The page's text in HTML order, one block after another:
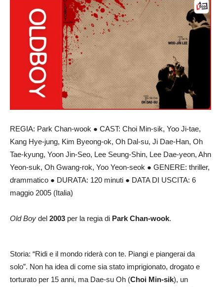
REGIA: Park Chan-wook ● CAST: Choi Min-sik, Yoo Ji-tae,
Kang Hye-jung, Kim Byeong-ok, Oh Dal-su, Ji Dae-Han, Oh
Tae-kyung, Yoon Jin-Seo, Lee Seung-Shin, Lee Dae-yeon, Ahn
Yeon-suk, Oh Gwang-rok, Yoo Yeon-seok ● GENERE: thriller,
drammatico ● DURATA: 120 minuti ● DATA DI USCITA: 6
maggio 2005 (Italia)
Old Boy del 2003 per la regia di Park Chan-wook.
Storia: “Ridi e il mondo riderà con te. Piangi e piangerai da
solo”. Non ha idea di come sia stato imprigionato, drogato e
torturato per 15 anni, ma Dae-su Oh (Choi Min-sik), un